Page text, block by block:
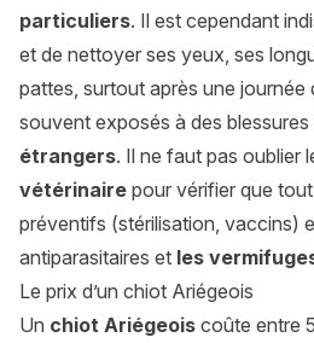
particuliers. Il est cependant
et de nettoyer ses yeux, ses
pattes, surtout après une journée
souvent exposés à des blessures
étrangers. Il ne faut pas oublier
vétérinaire pour vérifier que
préventifs (stérilisation, vaccins)
antiparasitaires et les
Le prix d’un chiot Ariégeois
Un chiot Ariégeois coûte entre